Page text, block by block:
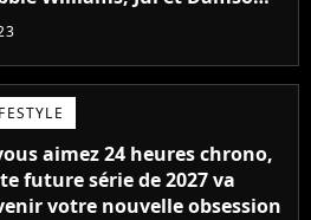
année ?
aimez 24 heures chrono,
future série de 2027 va
votre nouvelle obsession